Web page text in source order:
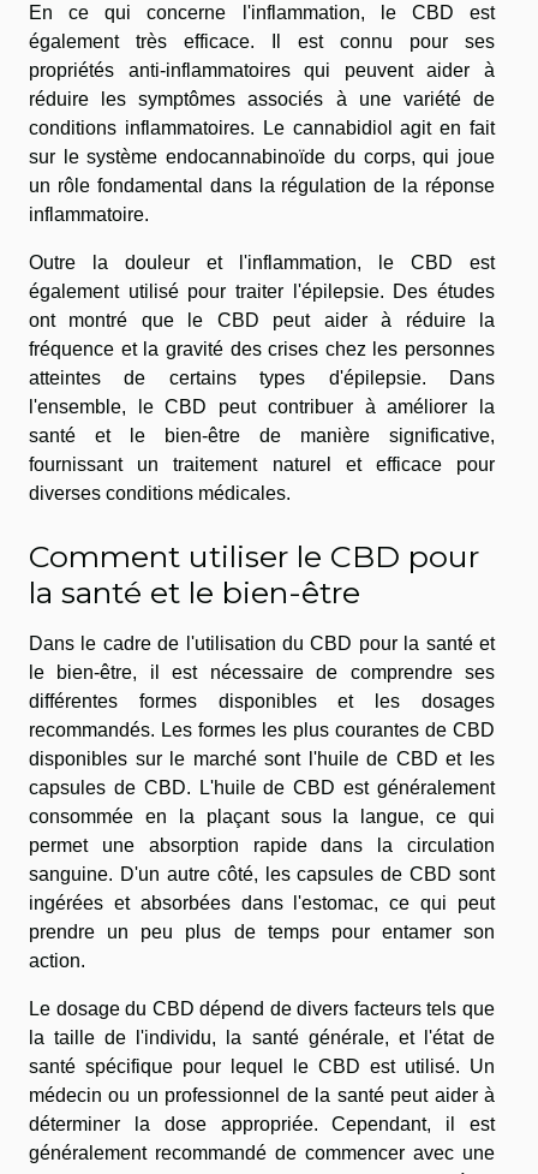
En ce qui concerne l'inflammation, le CBD est
également très efficace. Il est connu pour ses
propriétés anti-inflammatoires qui peuvent aider à
réduire les symptômes associés à une variété de
conditions inflammatoires. Le cannabidiol agit en fait
sur le système endocannabinoïde du corps, qui joue
un rôle fondamental dans la régulation de la réponse
inflammatoire.
Outre la douleur et l'inflammation, le CBD est
également utilisé pour traiter l'épilepsie. Des études
ont montré que le CBD peut aider à réduire la
fréquence et la gravité des crises chez les personnes
atteintes de certains types d'épilepsie. Dans
l'ensemble, le CBD peut contribuer à améliorer la
santé et le bien-être de manière significative,
fournissant un traitement naturel et efficace pour
diverses conditions médicales.
Comment utiliser le CBD pour
la santé et le bien-être
Dans le cadre de l'utilisation du CBD pour la santé et
le bien-être, il est nécessaire de comprendre ses
différentes formes disponibles et les dosages
recommandés. Les formes les plus courantes de CBD
disponibles sur le marché sont l'huile de CBD et les
capsules de CBD. L'huile de CBD est généralement
consommée en la plaçant sous la langue, ce qui
permet une absorption rapide dans la circulation
sanguine. D'un autre côté, les capsules de CBD sont
ingérées et absorbées dans l'estomac, ce qui peut
prendre un peu plus de temps pour entamer son
action.
Le dosage du CBD dépend de divers facteurs tels que
la taille de l'individu, la santé générale, et l'état de
santé spécifique pour lequel le CBD est utilisé. Un
médecin ou un professionnel de la santé peut aider à
déterminer la dose appropriée. Cependant, il est
généralement recommandé de commencer avec une